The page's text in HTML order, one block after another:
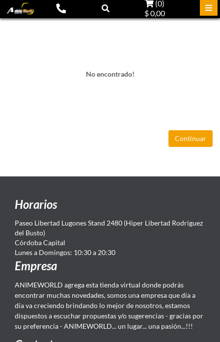
(0)
$ 0,00
No encontrado!
Continuar
Horarios
Paseo Libertad Lugones Stand 2480 (Hiper Libertad Rodriguez
del Busto)
Córdoba Capital
Lunes a Domingos: 10:30 a 20:30
Empresa
ANIMEWORLD agrega esta tienda virtual donde podrás
encontrar muchas novedades, somos una empresa que día a
día va creciendo brindando lo mejor de nosotros, estamos
dispuestos a escuchar propuestas y/o sugerencias - gracias por
su preferencia - ANIMEWORLD... un lugar... una pasión...!!!